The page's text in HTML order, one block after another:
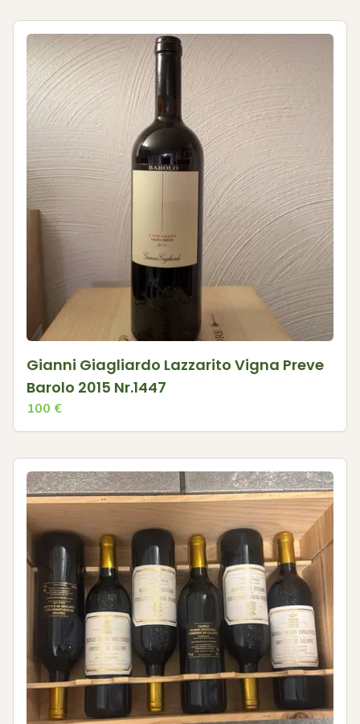
Gianni Giagliardo Lazzarito Vigna Preve
Barolo 2015 Nr.1447
100 €